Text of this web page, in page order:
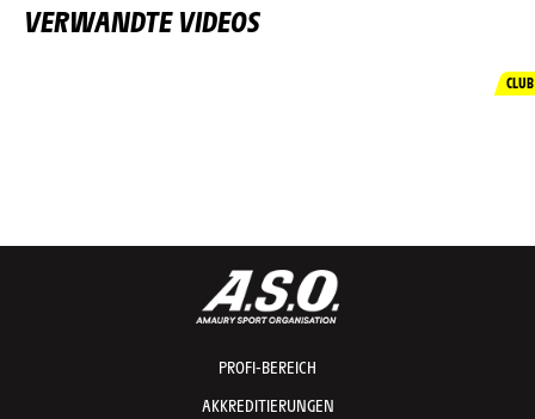
VERWANDTE VIDEOS
CLUB
PROFI-BEREICH
AKKREDITIERUNGEN